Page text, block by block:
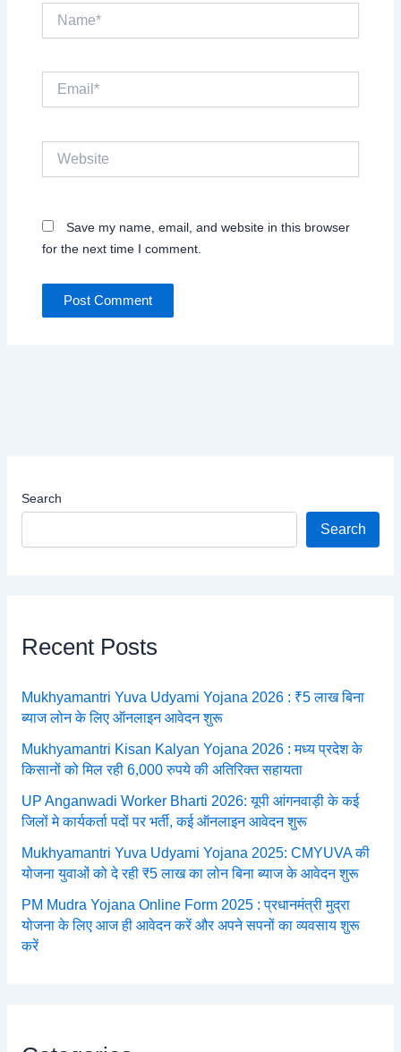
Name*
Email*
Save my name, email, and website in this browser
for the next time I comment.
Search
Search
Recent Posts
Mukhyamantri Yuva Udyami Yojana 2026 : ₹5 लाख बिना
ब्याज लोन के लिए ऑनलाइन आवेदन शुरू
Mukhyamantri Kisan Kalyan Yojana 2026 : मध्य प्रदेश के
किसानों को मिल रही 6,000 रुपये की अतिरिक्त सहायता
UP Anganwadi Worker Bharti 2026: यूपी आंगनवाड़ी के कई
जिलों मे कार्यकर्ता पदों पर भर्ती, कई ऑनलाइन आवेदन शुरू
Mukhyamantri Yuva Udyami Yojana 2025: CMYUVA की
योजना युवाओं को दे रही ₹5 लाख का लोन बिना ब्याज के आवेदन शुरू
PM Mudra Yojana Online Form 2025 : प्रधानमंत्री मुद्रा
योजना के लिए आज ही आवेदन करें और अपने सपनों का व्यवसाय शुरू
करें